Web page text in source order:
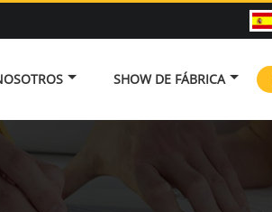
SHOW DE FÁBRICA